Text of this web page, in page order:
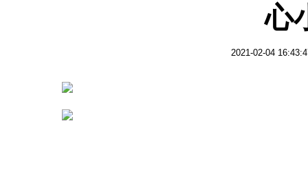
心
2021-02-04